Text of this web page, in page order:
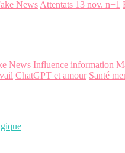
News Attentats 13 nov. n+1
News Influence information
ChatGPT et amour Santé